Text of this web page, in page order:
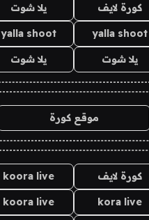
كورة لايف يلا شوت
yalla shoot
yalla shoot
يلا شوت يلا شوت
موقع كورة
كورة لايف koora live
kora live
koora live